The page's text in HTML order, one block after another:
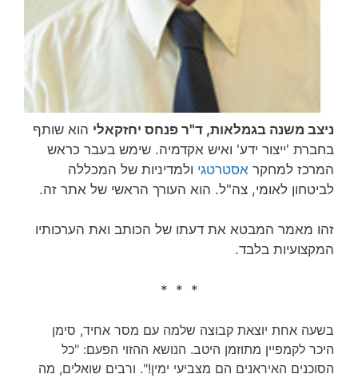
ניצב משנה בגמלאות, ד"ר פנחס יחזקאלי הוא שותף
בחברת 'ייצור ידע' ואיש אקדמיה. שימש בעבר כראש
המרכז למחקר אסטרטגי ולמדיניות של המכללה
לביטחון לאומי, צה"ל. הוא העורך הראשי של אתר זה.
זהו מאמר המבטא את דעתו של הכותב ואת הערכותיו
המקצועיות בלבד.
* * *
בשעה אחת יוצאת קבוצה שלמה עם מסר אחיד, סימן
היכר לקמפיין מתוזמן היטב. הנושא ההזוי הפעם: "כל
הסוכנים האיראנים הם מצביעי ימין!". ורבים שואלים, מה